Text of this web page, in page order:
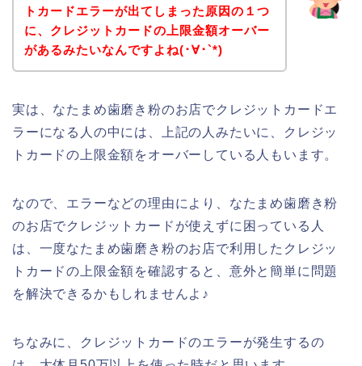
トカードエラーが出てしまった原因の１つ
に、クレジットカードの上限金額オーバー
があるみたいなんですよね(･∀･`*)
実は、なたまめ歯磨き粉のお店でクレジットカードエ
ラーになる人の中には、上記の人みたいに、クレジッ
トカードの上限金額をオーバーしている人もいます。
なので、エラーなどの理由により、なたまめ歯磨き粉
のお店でクレジットカードが使えずに困っている人
は、一度なたまめ歯磨き粉のお店で利用したクレジッ
トカードの上限金額を確認すると、意外と簡単に問題
を解決できるかもしれませんよ♪
ちなみに、クレジットカードのエラーが発生するの